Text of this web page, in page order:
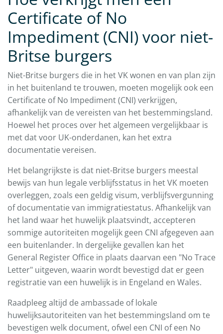
Certificate of No
Impediment (CNI) voor niet-
Britse burgers
Niet-Britse burgers die in het VK wonen en van plan zijn
in het buitenland te trouwen, moeten mogelijk ook een
Certificate of No Impediment (CNI) verkrijgen,
afhankelijk van de vereisten van het bestemmingsland.
Hoewel het proces over het algemeen vergelijkbaar is
met dat voor UK-onderdanen, kan het extra
documentatie vereisen.
Het belangrijkste is dat niet-Britse burgers meestal
bewijs van hun legale verblijfsstatus in het VK moeten
overleggen, zoals een geldig visum, verblijfsvergunning
of documentatie van immigratiestatus. Afhankelijk van
het land waar het huwelijk plaatsvindt, accepteren
sommige autoriteiten mogelijk geen CNI afgegeven aan
een buitenlander. In dergelijke gevallen kan het
General Register Office in plaats daarvan een "No Trace
Letter" uitgeven, waarin wordt bevestigd dat er geen
registratie van een huwelijk is in Engeland en Wales.
Raadpleeg altijd de ambassade of lokale
huwelijksautoriteiten van het bestemmingsland om te
bevestigen welk document, ofwel een CNI of een No